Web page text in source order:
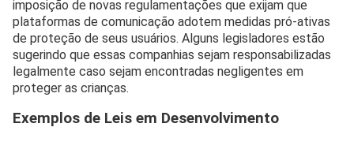
imposição de novas regulamentações que exijam que
plataformas de comunicação adotem medidas pró-ativas
de proteção de seus usuários. Alguns legisladores estão
sugerindo que essas companhias sejam responsabilizadas
legalmente caso sejam encontradas negligentes em
proteger as crianças.
Exemplos de Leis em Desenvolvimento